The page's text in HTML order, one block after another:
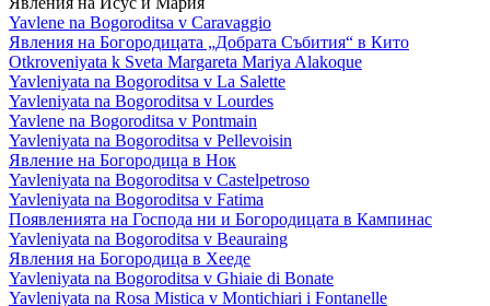
Yavlene na Bogoroditsa v Caravaggio
Явления на Богородицата „Добрата Събития“ в Кито
Otkroveniyata k Sveta Margareta Mariya Alakoque
Yavleniyata na Bogoroditsa v La Salette
Yavleniyata na Bogoroditsa v Lourdes
Yavlene na Bogoroditsa v Pontmain
Yavleniyata na Bogoroditsa v Pellevoisin
Явление на Богородица в Нок
Yavleniyata na Bogoroditsa v Castelpetroso
Yavleniyata na Bogoroditsa v Fatima
Появленията на Господа ни и Богородицата в Кампинас
Yavleniyata na Bogoroditsa v Beauraing
Явления на Богородица в Хееде
Yavleniyata na Bogoroditsa v Ghiaie di Bonate
Yavleniyata na Rosa Mistica v Montichiari i Fontanelle